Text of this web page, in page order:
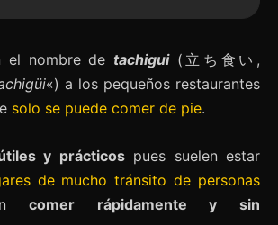
el nombre de tachigui(立ち食い,
«) a los pequeños restaurantes
solo se puede comer de pie.
y prácticospues suelen estar
de mucho tránsito de personas
comer rápidamente y sin